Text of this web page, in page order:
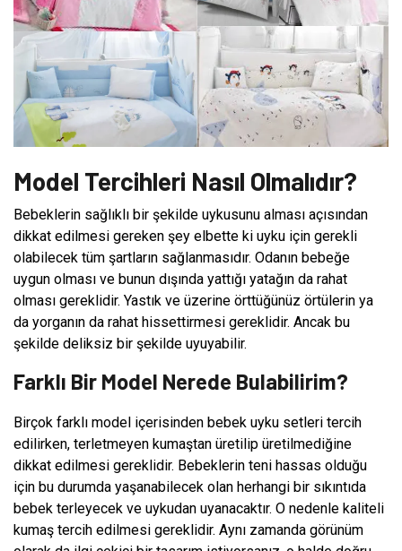
Model Tercihleri Nasıl Olmalıdır?
Bebeklerin sağlıklı bir şekilde uykusunu alması açısından
dikkat edilmesi gereken şey elbette ki uyku için gerekli
olabilecek tüm şartların sağlanmasıdır. Odanın bebeğe
uygun olması ve bunun dışında yattığı yatağın da rahat
olması gereklidir. Yastık ve üzerine örttüğünüz örtülerin ya
da yorganın da rahat hissettirmesi gereklidir. Ancak bu
şekilde deliksiz bir şekilde uyuyabilir.
Farklı Bir Model Nerede Bulabilirim?
Birçok farklı model içerisinden bebek uyku setleri tercih
edilirken, terletmeyen kumaştan üretilip üretilmediğine
dikkat edilmesi gereklidir. Bebeklerin teni hassas olduğu
için bu durumda yaşanabilecek olan herhangi bir sıkıntıda
bebek terleyecek ve uykudan uyanacaktır. O nedenle kaliteli
kumaş tercih edilmesi gereklidir. Aynı zamanda görünüm